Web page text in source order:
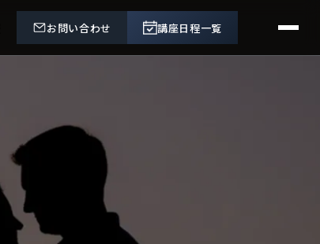
お問い合わせ 講座日程一覧